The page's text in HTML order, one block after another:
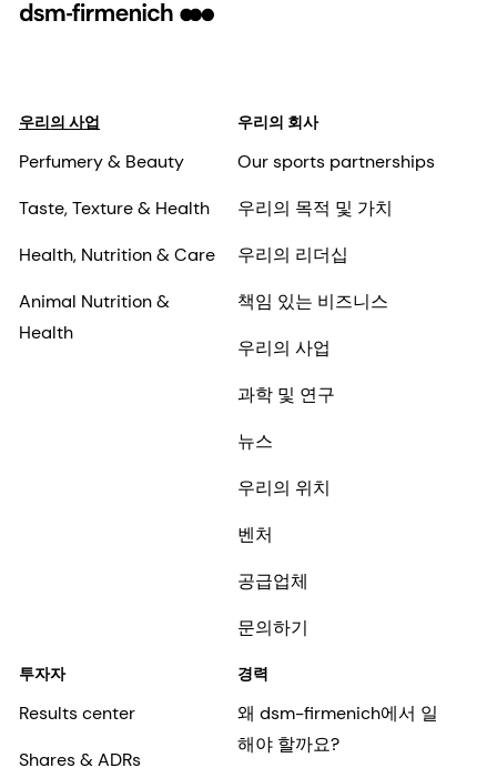
우리의 사업
Perfumery & Beauty
Taste, Texture & Health
Health, Nutrition & Care
Animal Nutrition &
Health
우리의 회사
Our sports partnerships
우리의 목적 및 가치
우리의 리더십
책임 있는 비즈니스
우리의 사업
과학 및 연구
뉴스
우리의 위치
벤처
공급업체
문의하기
투자자
Results center
Shares & ADRs
경력
왜 dsm-firmenich에서 일
해야 할까요?